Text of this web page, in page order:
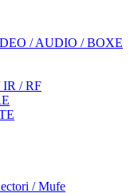
/ AUDIO / BOXE
IR / RF
/ Mufe